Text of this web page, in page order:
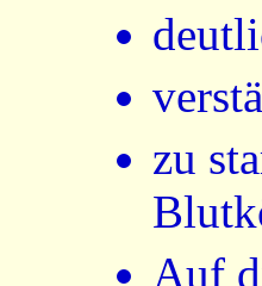
zu
Auf